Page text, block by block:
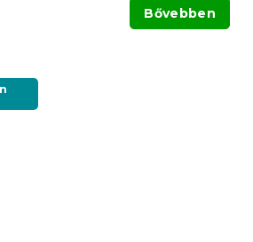
Bővebben